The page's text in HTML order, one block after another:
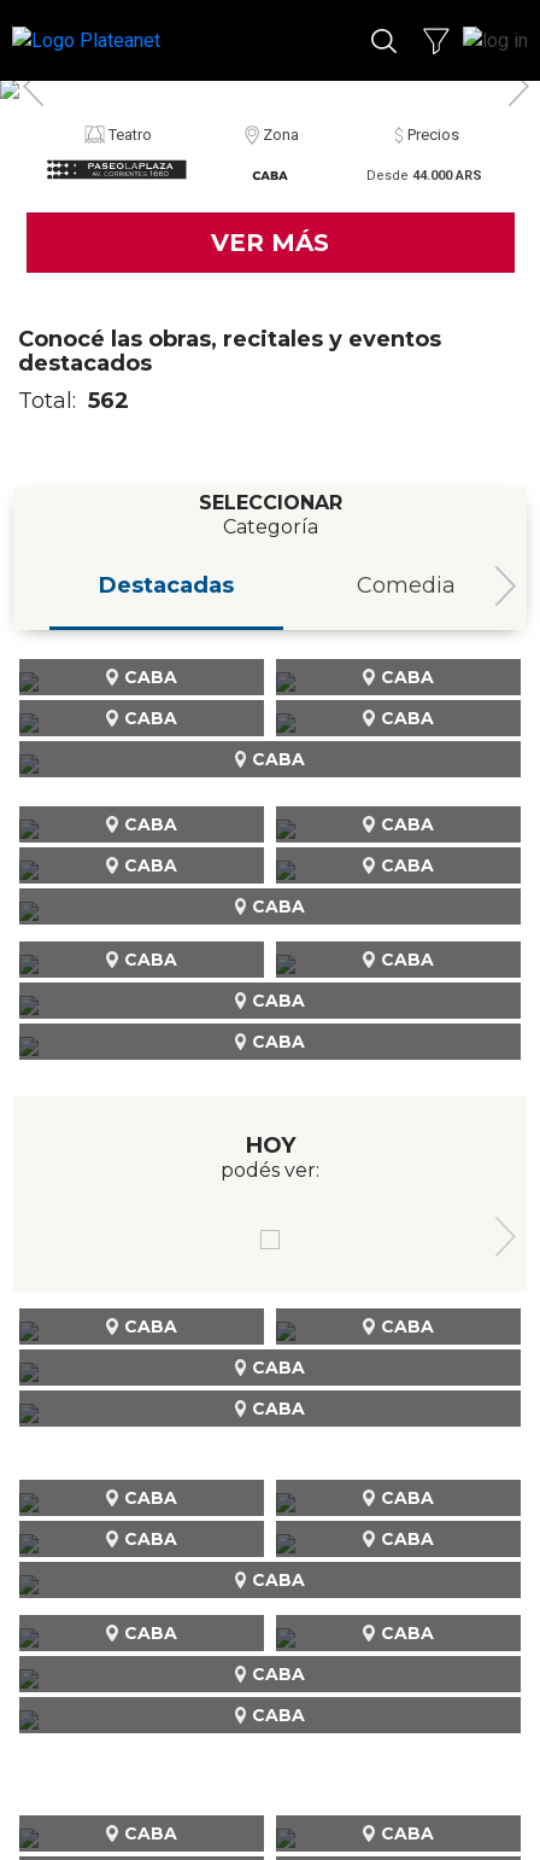
Teatro Zona Precios
Desde 44.000 ARS
VER MÁS
Conocé las obras, recitales y eventos
destacados
Total: 562
SELECCIONAR
Categoría
Destacadas Comedia
CABA
CABA
CABA
CABA
CABA
CABA CABA
CABA
CABA CABA
CABA
CABA CABA
CABA
HOY
podés ver:
CABA
CABA CABA
CABA
CABA CABA
CABA
CABA CABA
CABA
CABA CABA
CABA
CABA
CABA